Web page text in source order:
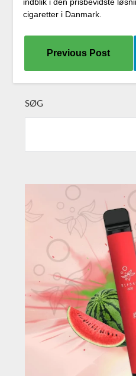
cigaretter i Danmark.
Previous Post
SØG